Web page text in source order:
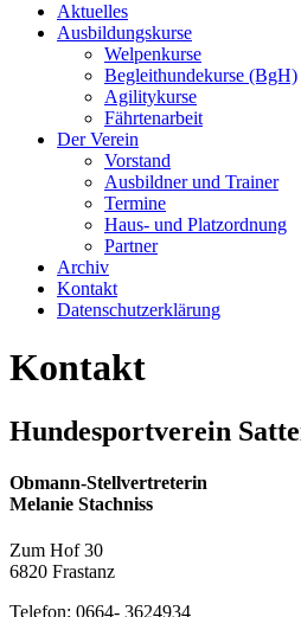
Aktuelles
Ausbildungskurse
Welpenkurse
Begleithundekurse (BgH)
Agilitykurse
Fährtenarbeit
Der Verein
Vorstand
Ausbildner und Trainer
Termine
Haus- und Platzordnung
Partner
Archiv
Kontakt
Datenschutzerklärung
Kontakt
Hundesportverein
Obmann-Stellvertreterin
Melanie Stachniss
Zum Hof 30
6820 Frastanz
Telefon: 0664- 3624934